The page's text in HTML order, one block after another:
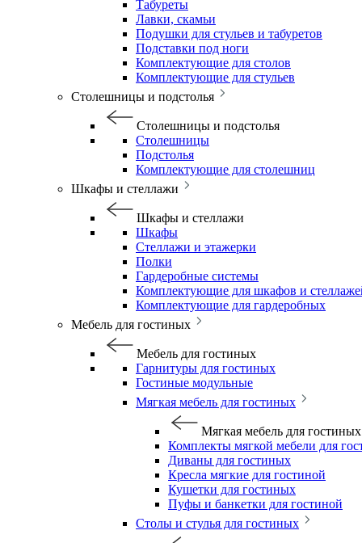
Табуреты
Лавки, скамьи
Подушки для стульев и табуретов
Подставки под ноги
Комплектующие для столов
Комплектующие для стульев
Столешницы и подстолья
Столешницы и подстолья
Столешницы
Подстолья
Комплектующие для столешниц
Шкафы и стеллажи
Шкафы и стеллажи
Шкафы
Стеллажи и этажерки
Полки
Гардеробные системы
Комплектующие для шкафов и
Комплектующие для гардеробных
Мебель для гостиных
Мебель для гостиных
Гарнитуры для гостиных
Гостиные модульные
Мягкая мебель для гостиных
Мягкая мебель для гостиных
Комплекты мягкой мебели для
Диваны для гостиных
Кресла мягкие для гостиной
Кушетки для гостиных
Пуфы и банкетки для гостиной
Столы и стулья для гостиных